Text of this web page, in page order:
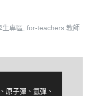
生專區, for-teachers 教師
原子彈、氫彈、